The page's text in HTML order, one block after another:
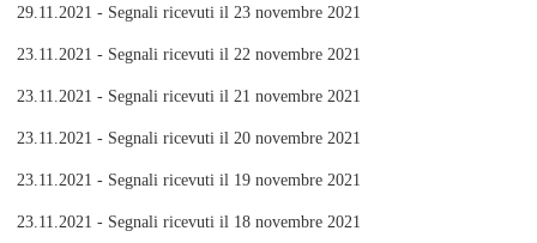
29.11.2021 - Segnali ricevuti il 23 novembre 2021
23.11.2021 - Segnali ricevuti il 22 novembre 2021
23.11.2021 - Segnali ricevuti il 21 novembre 2021
23.11.2021 - Segnali ricevuti il 20 novembre 2021
23.11.2021 - Segnali ricevuti il 19 novembre 2021
23.11.2021 - Segnali ricevuti il 18 novembre 2021